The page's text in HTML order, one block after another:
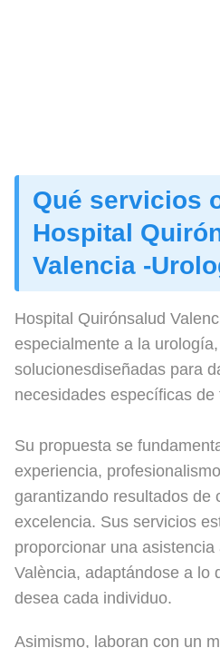
Qué servicios
Hospital
Valencia -
Hospital Quirónsalud
especialmente a la
solucionesdiseñadas para
necesidades específicas
Su propuesta se
experiencia,
garantizando resultados de
excelencia. Sus servicios
proporcionar una
València, adaptándose a lo
desea cada individuo.
Asimismo, laboran con un